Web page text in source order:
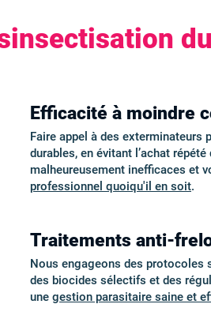
Efficacité à moindre
Faire appel à des exterminateurs
durables, en évitant l’achat
malheureusement inefficaces et
professionnel quoiqu'il en soit.
Traitements anti-
Nous engageons des
des biocides sélectifs et des
une gestion parasitaire saine et